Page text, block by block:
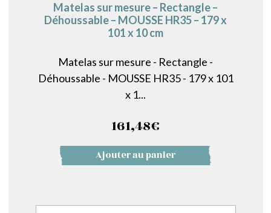
Matelas sur mesure – Rectangle –
Déhoussable – MOUSSE HR35 – 179 x
101 x 10 cm
Matelas sur mesure - Rectangle -
Déhoussable - MOUSSE HR35 - 179 x 101
x 1...
161,48€
Ajouter au panier